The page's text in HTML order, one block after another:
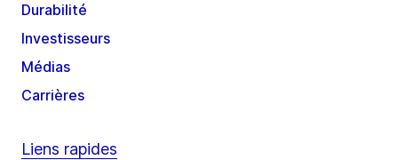
Durabilité
Investisseurs
Médias
Carrières
Liens rapides